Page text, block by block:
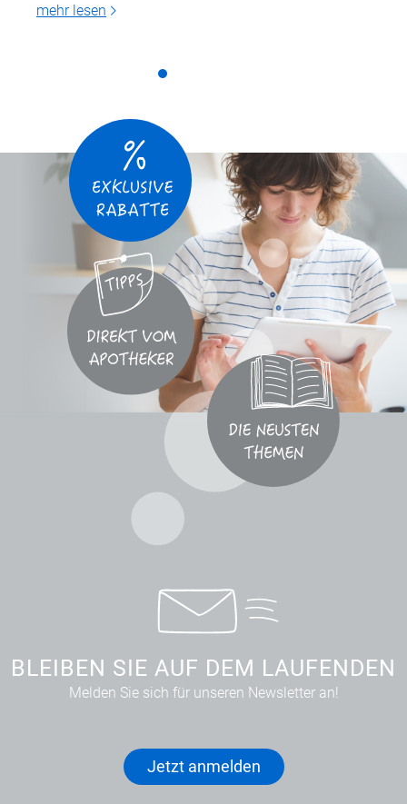
mehr lesen
BLEIBEN SIE AUF DEM LAUFENDEN
Melden Sie sich für unseren Newsletter an!
Jetzt anmelden